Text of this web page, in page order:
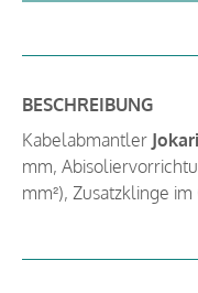
BESCHREIBUNG
Kabelabmantler
mm,
mm²), Zusatzklinge